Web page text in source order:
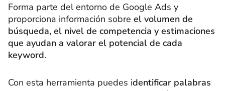
Forma parte del entorno de Google Ads y
proporciona información sobre el volumen de
búsqueda, el nivel de competencia y estimaciones
que ayudan a valorar el potencial de cada
keyword.
Con esta herramienta puedes identificar palabras